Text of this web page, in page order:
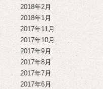
2018年2月
2018年1月
2017年11月
2017年10月
2017年9月
2017年8月
2017年7月
2017年6月